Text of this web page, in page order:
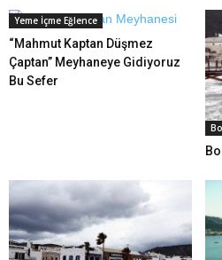
Yeme İçme Eğlence
“Mahmut Kaptan Düşmez
Çaptan” Meyhaneye Gidiyoruz
Bu Sefer